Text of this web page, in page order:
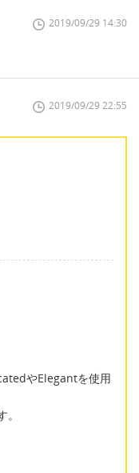
2019/09/29 14:30
2019/09/29 22:55
やElegantを使用